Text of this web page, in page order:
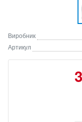
Виробник
Артикул